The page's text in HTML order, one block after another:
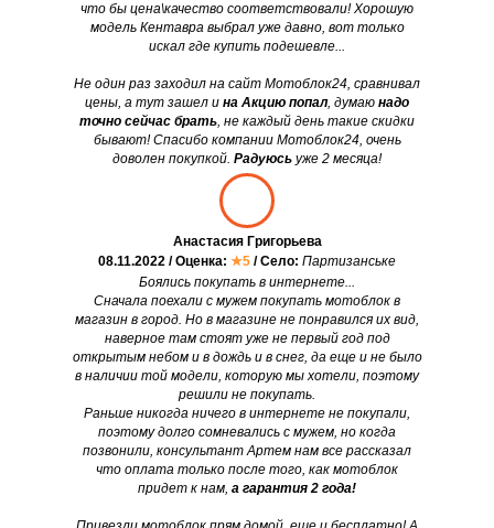
Боялись покупать в интернете...
Сначала поехали с мужем покупать мотоблок в
магазин в город. Но в магазине не понравился их вид,
наверное там стоят уже не первый год под
открытым небом и в дождь и в снег, да еще и не было
в наличии той модели, которую мы хотели, поэтому
решили не покупать.
Раньше никогда ничего в интернете не покупали,
поэтому долго сомневались с мужем, но когда
позвонили, консультант Артем нам все рассказал
что оплата только после того, как мотоблок
придет к нам, а гарантия 2 года!
Анастасия Григорьева
08.11.2022 / Оценка: ★5 / Село: Партизанське
что бы цена\качество соответствовали! Хорошую
модель Кентавра выбрал уже давно, вот только
искал где купить подешевле...
Не один раз заходил на сайт Мотоблок24, сравнивал
цены, а тут зашел и на Акцию попал, думаю надо
точно сейчас брать, не каждый день такие скидки
бывают! Спасибо компании Мотоблок24, очень
доволен покупкой. Радуюсь уже 2 месяца!